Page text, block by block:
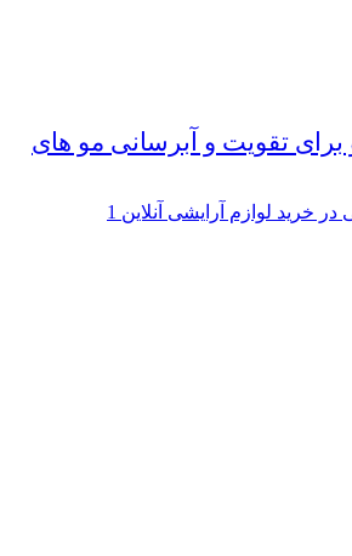
تقویت و آبرسانی مو های